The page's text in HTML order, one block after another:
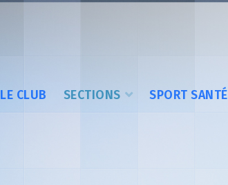
LE CLUB SECTIONS SPORT SANTÉ